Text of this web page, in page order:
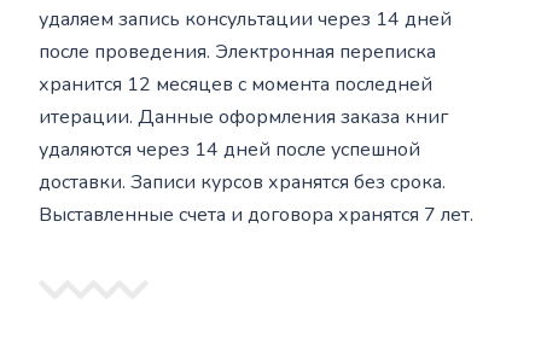
удаляем запись консультации через 14 дней
после проведения. Электронная переписка
хранится 12 месяцев с момента последней
итерации. Данные оформления заказа книг
удаляются через 14 дней после успешной
доставки. Записи курсов хранятся без срока.
Выставленные счета и договора хранятся 7 лет.